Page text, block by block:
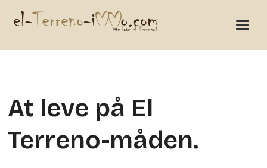
At leve på El
Terreno-måden.